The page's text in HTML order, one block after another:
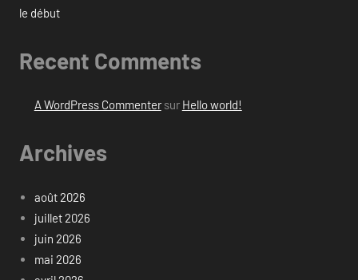
le début
Recent Comments
A WordPress Commentersur Hello world!
Archives
août 2026
juillet 2026
juin 2026
mai 2026